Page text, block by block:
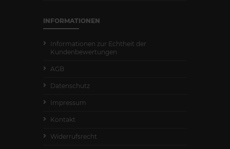
INFORMATIONEN
Informationen zur Echtheit der
Kundenbewertungen
AGB
Datenschutz
Impressum
Kontakt
Widerrufsrecht